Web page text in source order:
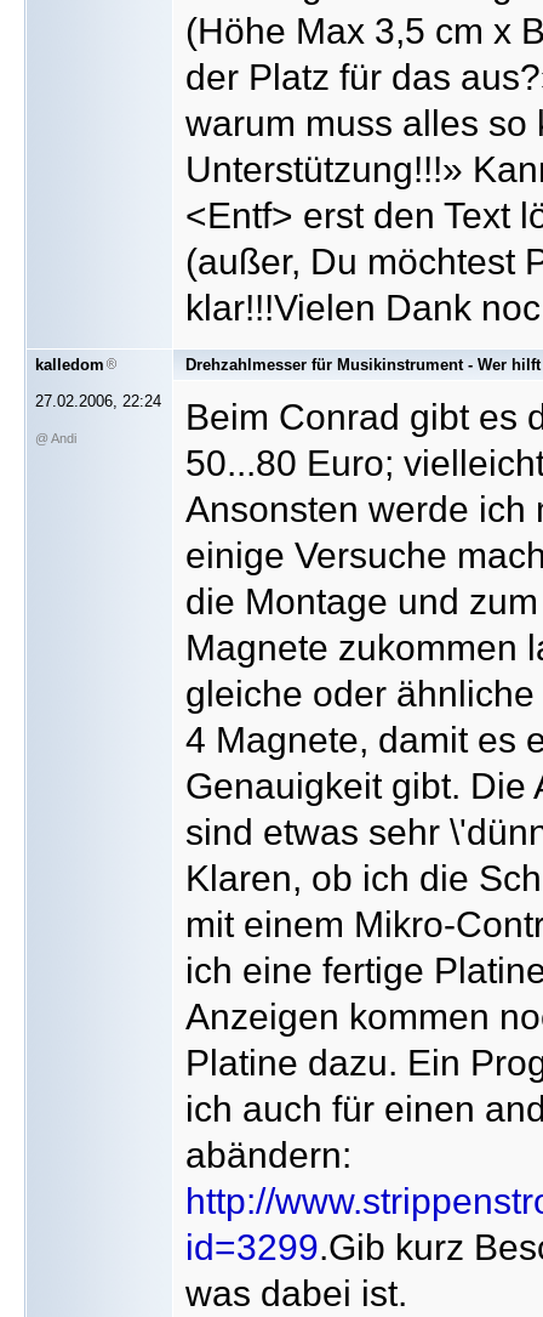
(Höhe Max 3,5 cm x
der Platz für das
warum muss alles
Unterstützung!!!»
<Entf> erst den Text
(außer, Du möchtest
klar!!!Vielen Dank
kalledom
27.02.2006, 22:24
@ Andi
Drehzahlmesser für Musikinstrument - Wer
Beim Conrad gibt es
50...80 Euro;
Ansonsten werde ich
einige Versuche
die Montage und
Magnete zukommen
gleiche oder
4 Magnete, damit es
Genauigkeit gibt. Die
sind etwas sehr
Klaren, ob ich die
mit einem Mikro-
ich eine fertige
Anzeigen kommen
Platine dazu. Ein
ich auch für einen
abändern:
http://
id=3299.Gib kurz
was dabei ist.